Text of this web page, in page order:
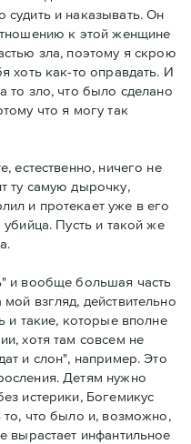
судить и наказывать. Он
к этой женщине
зла, поэтому я скрою
хоть как-то оправдать. И
то зло, что было сделано
что я могу так
естественно, ничего не
ту самую дырочку,
и протекает уже в его
Пусть и такой же
и вообще большая часть
взгляд, действительно
и такие, которые вполне
хотя там совсем не
и слон", например. Это
Детям нужно
истерики, Богемикус
что было и, возможно,
вырастает инфантильное